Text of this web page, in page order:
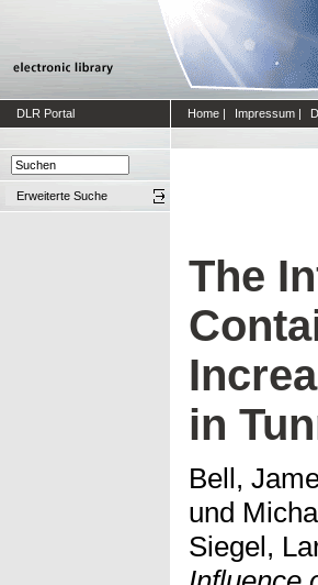
DLR Portal Home | Impressum |
Erweiterte Suche
The
in
Bell,
und
Siegel,